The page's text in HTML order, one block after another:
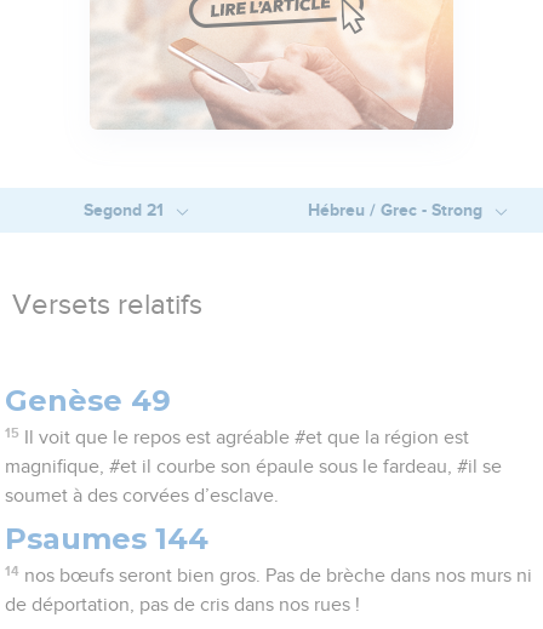
Segond 21 Hébreu / Grec - Strong
Versets relatifs
Genèse 49
15
Il voit que le repos est agréable #et que la région est
magnifique, #et il courbe son épaule sous le fardeau, #il se
soumet à des corvées d’esclave.
Psaumes 144
14 nos bœufs seront bien gros. Pas de brèche dans nos murs ni
de déportation, pas de cris dans nos rues !